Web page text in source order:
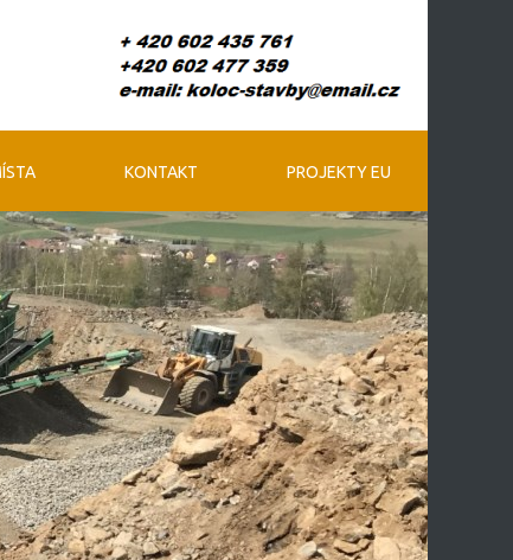
KONTAKT PROJEKTY EU